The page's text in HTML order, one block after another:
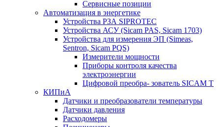
Сервисные позиции
Автоматизация в энергетике
Устройства РЗА SIPROTEC
Устройства АСУ (Sicam PAS, Sicam 1703)
Устройства для измерения ЭП (Simeas,
Sentron, Sicam PQS)
Измерители мощности
Приборы контроля качества
электроэнергии
Цифровой преобра- зователь SICAM T
КИПиА
Датчики и преобразователи температуры
Датчики давления
Расходомеры